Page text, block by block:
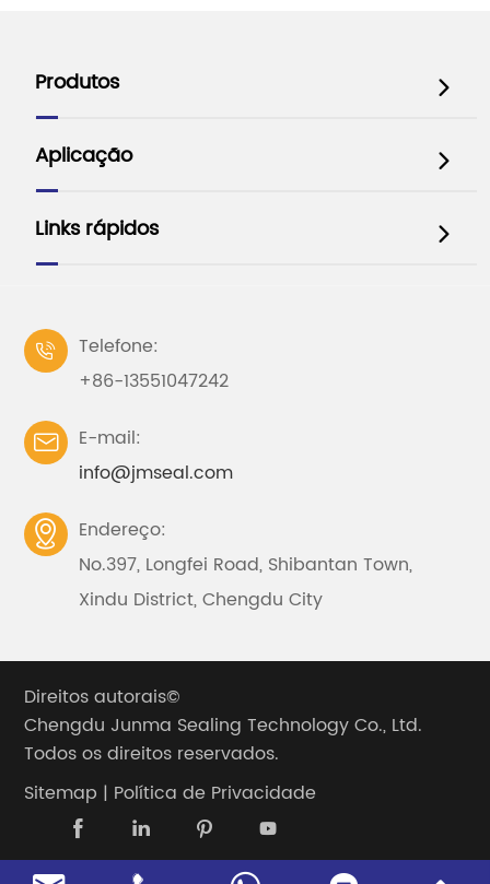
Produtos 
Aplicação 
Links rápidos 

Telefone:
+86-13551047242

E-mail:
info@jmseal.com

Endereço:
No.397, Longfei Road, Shibantan Town,
Xindu District, Chengdu City
Direitos autorais©
Chengdu Junma Sealing Technology Co., Ltd.
Todos os direitos reservados.
Sitemap | Política de Privacidade
   